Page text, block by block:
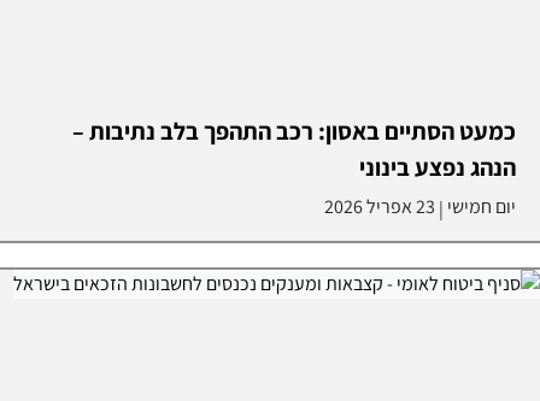
כמעט הסתיים באסון: רכב התהפך בלב נתיבות –
הנהג נפצע בינוני
יום חמישי | 23 אפריל 2026